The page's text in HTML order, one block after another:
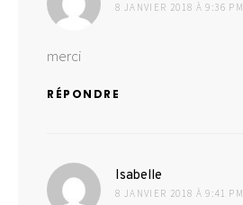
8 JANVIER 2018 À 9:36 PM
merci
RÉPONDRE
Isabelle
8 JANVIER 2018 À 9:41 PM